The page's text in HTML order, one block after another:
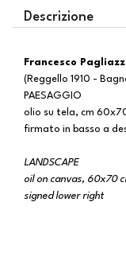
Descrizione
Francesco
(Reggello 1910 -
PAESAGGIO
olio su tela, cm
firmato in basso a
LANDSCAPE
oil on canvas, 60x70
signed lower right